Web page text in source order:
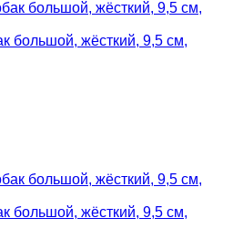
большой, жёсткий, 9,5 см,
большой, жёсткий, 9,5 см,